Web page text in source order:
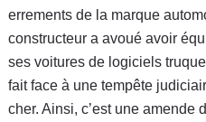
errements de la marque
constructeur a avoué avoir
ses voitures de logiciels
fait face à une tempête
cher. Ainsi, c’est une amende